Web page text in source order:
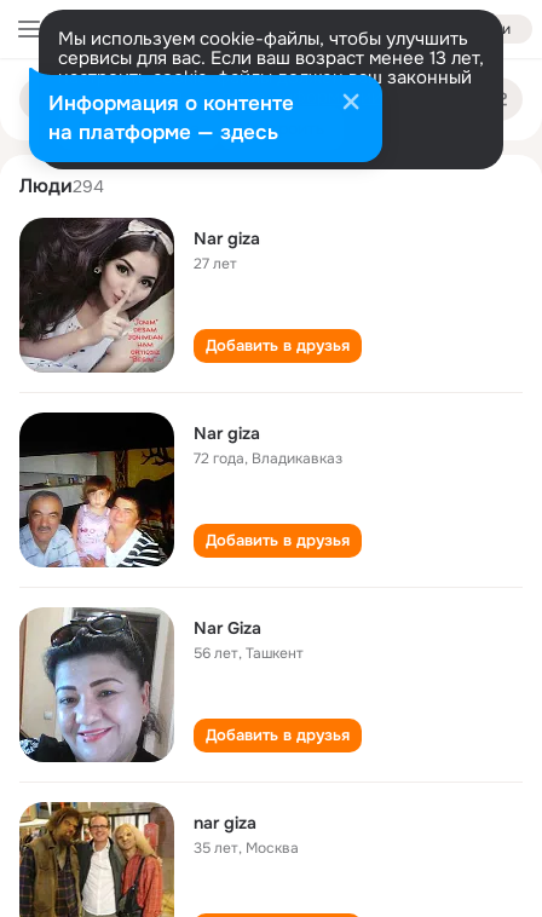
Войти
Мы используем cookie-файлы, чтобы улучшить
сервисы для вас. Если ваш возраст менее 13 лет,
настроить cookie-файлы должен ваш законный
представитель. Больше информации
Разрешить все Настроить
Поиск
людям
nar giza
Люди294
Nar giza
27 лет
Добавить в друзья
Nar giza
72 года, Владикавказ
Добавить в друзья
Nar Giza
56 лет,Ташкент
Добавить в друзья
nar giza
35 лет, Москва
Информация о контенте
на платформе — здесь